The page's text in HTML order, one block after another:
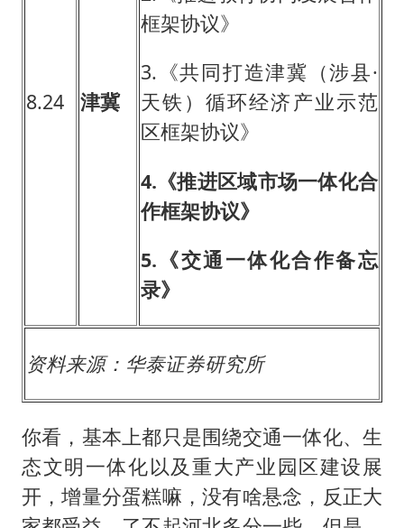
8.24 津冀
框架协议》
3.《共同打造津冀（涉县·
天铁）循环经济产业示范
区框架协议》
4. 《推进区域市场一体化合
作框架协议》
5. 《交通一体化合作备忘
录》
资料来源：华泰证券研究所
你看，基本上都只是围绕交通一体化、生
态文明一体化以及重大产业园区建设展
开，增量分蛋糕嘛，没有啥悬念，反正大